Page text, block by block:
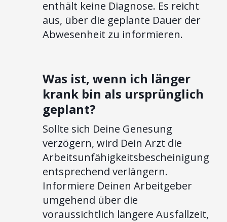
enthält keine Diagnose. Es reicht
aus, über die geplante Dauer der
Abwesenheit zu informieren.
Was ist, wenn ich länger
krank bin als ursprünglich
geplant?
Sollte sich Deine Genesung
verzögern, wird Dein Arzt die
Arbeitsunfähigkeitsbescheinigung
entsprechend verlängern.
Informiere Deinen Arbeitgeber
umgehend über die
voraussichtlich längere Ausfallzeit,